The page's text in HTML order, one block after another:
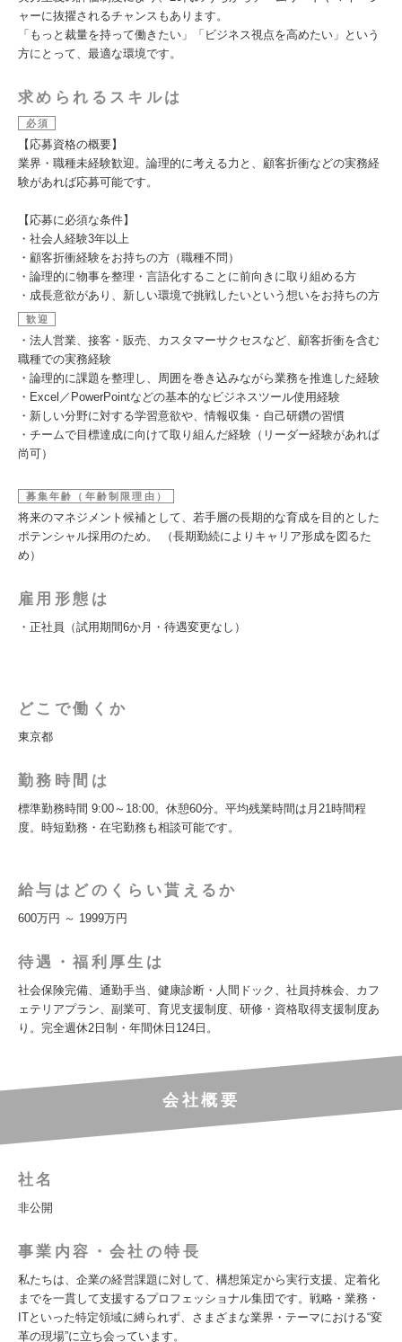
ャーに抜擢されるチャンスもあります。
「もっと裁量を持って働きたい」「ビジネス視点を高めたい」という
方にとって、最適な環境です。
求められるスキルは
必須
【応募資格の概要】
業界・職種未経験歓迎。論理的に考える力と、顧客折衝などの実務経
験があれば応募可能です。
【応募に必須な条件】
・社会人経験3年以上
・顧客折衝経験をお持ちの方（職種不問）
・論理的に物事を整理・言語化することに前向きに取り組める方
・成長意欲があり、新しい環境で挑戦したいという想いをお持ちの方
歓迎
・法人営業、接客・販売、カスタマーサクセスなど、顧客折衝を含む
職種での実務経験
・論理的に課題を整理し、周囲を巻き込みながら業務を推進した経験
・Excel／PowerPointなどの基本的なビジネスツール使用経験
・新しい分野に対する学習意欲や、情報収集・自己研鑽の習慣
・チームで目標達成に向けて取り組んだ経験（リーダー経験があれば
尚可）
募集年齢（年齢制限理由）
将来のマネジメント候補として、若手層の長期的な育成を目的とした
ポテンシャル採用のため。 （長期勤続によりキャリア形成を図るた
め）
雇用形態は
・正社員（試用期間6か月・待遇変更なし）
どこで働くか
東京都
勤務時間は
標準勤務時間 9:00～18:00。休憩60分。平均残業時間は月21時間程
度。時短勤務・在宅勤務も相談可能です。
給与はどのくらい貰えるか
600万円 ～ 1999万円
待遇・福利厚生は
社会保険完備、通勤手当、健康診断・人間ドック、社員持株会、カフ
ェテリアプラン、副業可、育児支援制度、研修・資格取得支援制度あ
り。完全週休2日制・年間休日124日。
会社概要
社名
非公開
事業内容・会社の特長
私たちは、企業の経営課題に対して、構想策定から実行支援、定着化
までを一貫して支援するプロフェッショナル集団です。戦略・業務・
ITといった特定領域に縛られず、さまざまな業界・テーマにおける“変
革の現場”に立ち会っています。